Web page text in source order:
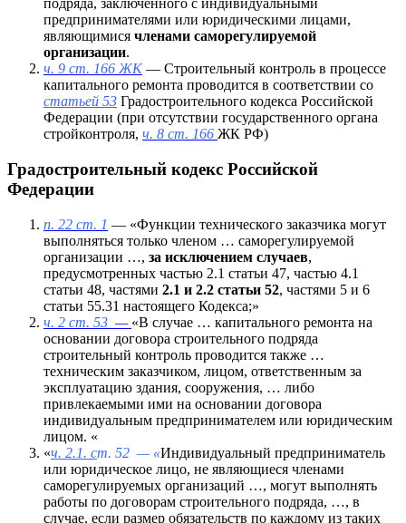
подряда, заключенного с индивидуальными
предпринимателями или юридическими лицами,
являющимися членами саморегулируемой
организации.
ч. 9 ст. 166 ЖК— Строительный контроль в процессе
капитального ремонта проводится в соответствии со
статьей 53 Градостроительного кодекса Российской
Федерации (при отсутствии государственного органа
стройконтроля, ч. 8 ст. 166 ЖК РФ)
Градостроительный кодекс Российской
Федерации
п. 22 ст. 1 — «Функции технического заказчика могут
выполняться только членом … саморегулируемой
организации …, за исключением случаев,
предусмотренных частью 2.1 статьи 47, частью 4.1
статьи 48, частями 2.1 и 2.2 статьи 52, частями 5 и 6
статьи 55.31 настоящего Кодекса;»
ч. 2 ст. 53 — «В случае … капитального ремонта на
основании договора строительного подряда
строительный контроль проводится также …
техническим заказчиком, лицом, ответственным за
эксплуатацию здания, сооружения, … либо
привлекаемыми ими на основании договора
индивидуальным предпринимателем или юридическим
лицом. «
«ч. 2.1. ст. 52 — «Индивидуальный предприниматель
или юридическое лицо, не являющиеся членами
саморегулируемых организаций …, могут выполнять
работы по договорам строительного подряда, …, в
случае, если размер обязательств по каждому из таких